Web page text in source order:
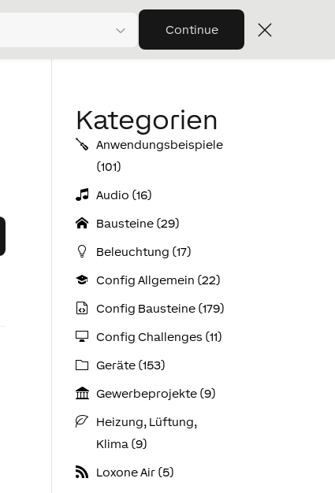
Continue
Kategorien
Anwendungs­­­beispiele
(101)
Audio (16)
Bausteine (29)
Beleuchtung (17)
Config Allgemein (22)
Config Bausteine (179)
Config Challenges (11)
Geräte (153)
Gewerbeprojekte (9)
Heizung, Lüftung,
Klima (9)
Loxone Air (5)